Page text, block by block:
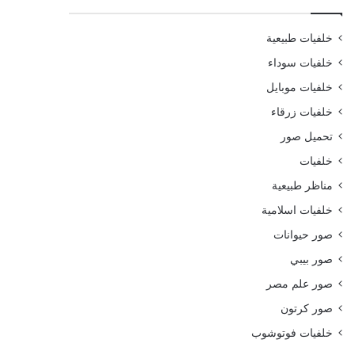
خلفيات طبيعية
خلفيات سوداء
خلفيات موبايل
خلفيات زرقاء
تحميل صور
خلفيات
مناظر طبيعية
خلفيات اسلامية
صور حيوانات
صور بيبي
صور علم مصر
صور كرتون
خلفيات فوتوشوب